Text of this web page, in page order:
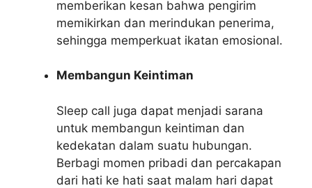
memberikan kesan bahwa pengirim
memikirkan dan merindukan penerima,
sehingga memperkuat ikatan emosional.
Membangun Keintiman
Sleep call juga dapat menjadi sarana
untuk membangun keintiman dan
kedekatan dalam suatu hubungan.
Berbagi momen pribadi dan percakapan
dari hati ke hati saat malam hari dapat